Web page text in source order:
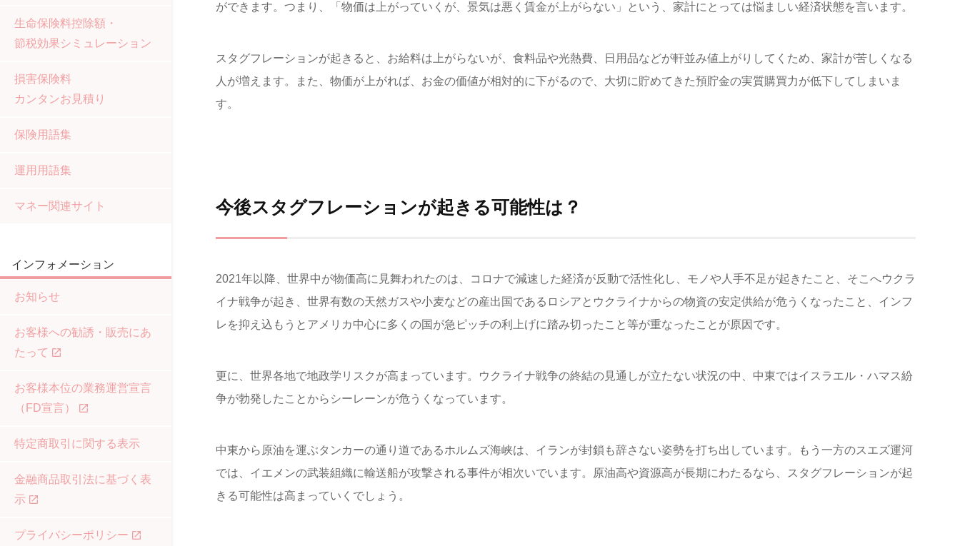
ができます。つまり、「物価は上がっていくが、景気は悪く賃金が上がらない」という、家計にとっては悩ましい経済状態を言います。
スタグフレーションが起きると、お給料は上がらないが、食料品や光熱費、日用品などが軒並み値上がりしてくため、家計が苦しくなる
人が増えます。また、物価が上がれば、お金の価値が相対的に下がるので、大切に貯めてきた預貯金の実質購買力が低下してしまいま
す。
今後スタグフレーションが起きる可能性は？
2021年以降、世界中が物価高に見舞われたのは、コロナで減速した経済が反動で活性化し、モノや人手不足が起きたこと、そこへウクラ
イナ戦争が起き、世界有数の天然ガスや小麦などの産出国であるロシアとウクライナからの物資の安定供給が危うくなったこと、インフ
レを抑え込もうとアメリカ中心に多くの国が急ピッチの利上げに踏み切ったこと等が重なったことが原因です。
更に、世界各地で地政学リスクが高まっています。ウクライナ戦争の終結の見通しが立たない状況の中、中東ではイスラエル・ハマス紛
争が勃発したことからシーレーンが危うくなっています。
中東から原油を運ぶタンカーの通り道であるホルムズ海峡は、イランが封鎖も辞さない姿勢を打ち出しています。もう一方のスエズ運河
では、イエメンの武装組織に輸送船が攻撃される事件が相次いでいます。原油高や資源高が長期にわたるなら、スタグフレーションが起
きる可能性は高まっていくでしょう。
生命保険料控除額・
節税効果シミュレーション
損害保険料
カンタンお見積り
保険用語集
運用用語集
マネー関連サイト
インフォメーション
お知らせ
お客様への勧誘・販売にあ
たって
お客様本位の業務運営宣言
（FD宣言）
特定商取引に関する表示
金融商品取引法に基づく表
示
プライバシーポリシー